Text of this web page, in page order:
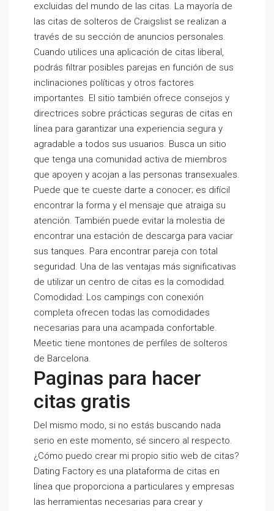
excluidas del mundo de las citas. La mayoría de
las citas de solteros de Craigslist se realizan a
través de su sección de anuncios personales.
Cuando utilices una aplicación de citas liberal,
podrás filtrar posibles parejas en función de sus
inclinaciones políticas y otros factores
importantes. El sitio también ofrece consejos y
directrices sobre prácticas seguras de citas en
línea para garantizar una experiencia segura y
agradable a todos sus usuarios. Busca un sitio
que tenga una comunidad activa de miembros
que apoyen y acojan a las personas transexuales.
Puede que te cueste darte a conocer; es difícil
encontrar la forma y el mensaje que atraiga su
atención. También puede evitar la molestia de
encontrar una estación de descarga para vaciar
sus tanques. Para encontrar pareja con total
seguridad. Una de las ventajas más significativas
de utilizar un centro de citas es la comodidad.
Comodidad: Los campings con conexión
completa ofrecen todas las comodidades
necesarias para una acampada confortable.
Meetic tiene montones de perfiles de solteros
de Barcelona.
Paginas para hacer
citas gratis
Del mismo modo, si no estás buscando nada
serio en este momento, sé sincero al respecto.
¿Cómo puedo crear mi propio sitio web de citas?
Dating Factory es una plataforma de citas en
línea que proporciona a particulares y empresas
las herramientas necesarias para crear y